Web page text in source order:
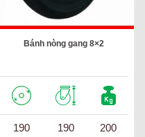
Bánh nòng gang 8×2
190 190 200